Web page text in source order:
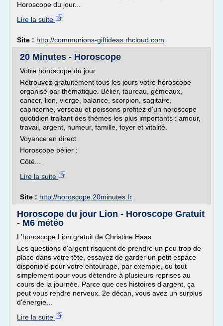
Horoscope du jour...
Lire la suite
Site : http://communions-giftideas.rhcloud.com
20 Minutes - Horoscope
Votre horoscope du jour
Retrouvez gratuitement tous les jours votre horoscope
organisé par thématique. Bélier, taureau, gémeaux,
cancer, lion, vierge, balance, scorpion, sagitaire,
capricorne, verseau et poissons profitez d'un horoscope
quotidien traitant des thèmes les plus importants : amour,
travail, argent, humeur, famille, foyer et vitalité.
Voyance en direct
Horoscope bélier :
Côté...
Lire la suite
Site : http://horoscope.20minutes.fr
Horoscope du jour Lion - Horoscope Gratuit
- M6 météo
L'horoscope Lion gratuit de Christine Haas
Les questions d'argent risquent de prendre un peu trop de
place dans votre tête, essayez de garder un petit espace
disponible pour votre entourage, par exemple, ou tout
simplement pour vous détendre à plusieurs reprises au
cours de la journée. Parce que ces histoires d'argent, ça
peut vous rendre nerveux. 2e décan, vous avez un surplus
d'énergie...
Lire la suite